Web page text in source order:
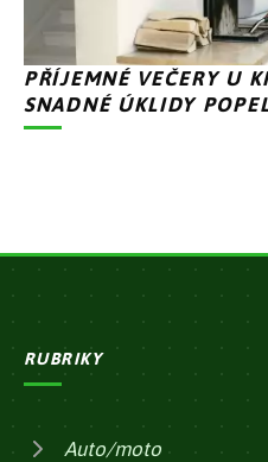
PŘÍJEMNÉ VEČERY U
SNADNÉ ÚKLIDY
RUBRIKY
Auto/moto